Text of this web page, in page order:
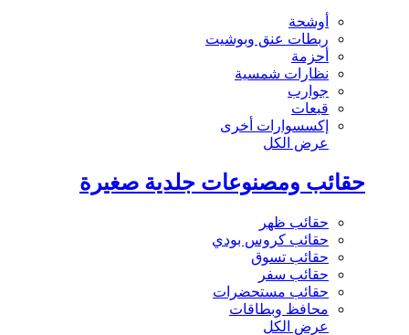
أوشحة
ربطات عنق وبوشيت
أحزمة
نظارات شمسية
جوارب
قبعات
إكسسوارات أخرى
عرض الكل
حقائب ومصنوعات جلدية صغيرة
حقائب ظهر
حقائب كروس بودي
حقائب تسوق
حقائب سفر
حقائب مستحضرات
محافظ وبطاقات
عرض الكل